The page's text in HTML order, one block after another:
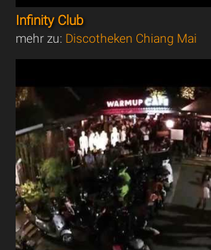
Infinity Club
mehr zu: Discotheken Chiang Mai